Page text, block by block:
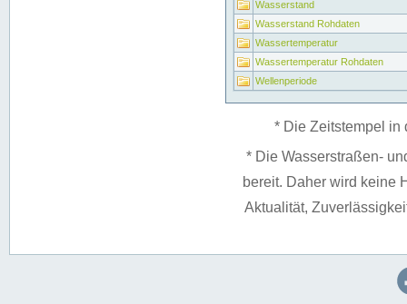
Wasserstand
Wasserstand Rohdaten
Wassertemperatur
Wassertemperatur Rohdaten
Wellenperiode
* Die Zeitstempel in
* Die Wasserstraßen-
bereit. Daher wird keine
Aktualität,